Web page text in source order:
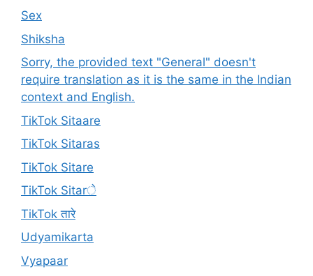
Sex
Shiksha
Sorry, the provided text "General" doesn't
require translation as it is the same in the Indian
context and English.
TikTok Sitaare
TikTok Sitaras
TikTok Sitare
TikTok Sitarे
TikTok तारे
Udyamikarta
Vyapaar